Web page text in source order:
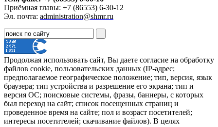
Приёмная главы: +7 (86553) 6-30-12
Эл. почта: administration@shmr.ru
Продолжая использовать сайт, Вы даете согласие на обработку
файлов cookie, пользовательских данных (IP-адрес;
предполагаемое географическое положение; тип, версия, язык
браузера; тип устройства и разрешение его экрана; тип и
версия ОС; поисковые системы, фразы, баннеры, с которых
был переход на сайт; список посещенных страниц и
проведенное время на сайте; пол и возраст посетителей;
интересы посетителей; скачивание файлов). В целях